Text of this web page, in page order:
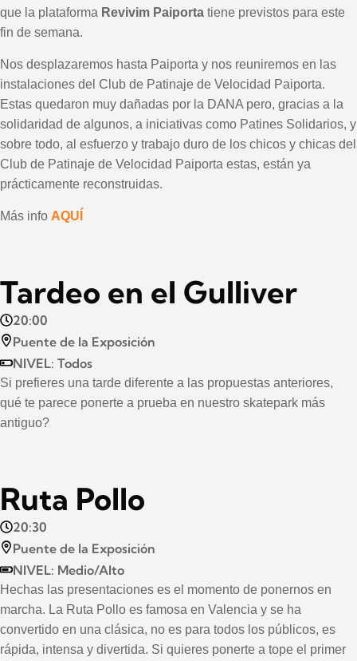
que la plataforma Revivim Paiporta tiene previstos para este
fin de semana.
Nos desplazaremos hasta Paiporta y nos reuniremos en las
instalaciones del Club de Patinaje de Velocidad Paiporta.
Estas quedaron muy dañadas por la DANA pero, gracias a la
solidaridad de algunos, a iniciativas como Patines Solidarios, y
sobre todo, al esfuerzo y trabajo duro de los chicos y chicas del
Club de Patinaje de Velocidad Paiporta estas, están ya
prácticamente reconstruidas.
Más info AQUÍ
Tardeo en el Gulliver
20:00
Puente de la Exposición
NIVEL: Todos
Si prefieres una tarde diferente a las propuestas anteriores,
qué te parece ponerte a prueba en nuestro skatepark más
antiguo?
Ruta Pollo
20:30
Puente de la Exposición
NIVEL: Medio/Alto
Hechas las presentaciones es el momento de ponernos en
marcha. La Ruta Pollo es famosa en Valencia y se ha
convertido en una clásica, no es para todos los públicos, es
rápida, intensa y divertida. Si quieres ponerte a tope el primer